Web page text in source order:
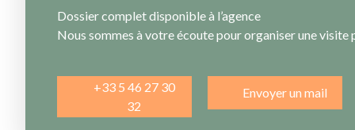
Dossier complet disponible à l’agence
Nous sommes à votre écoute pour organiser une visite
+33 5 46 27 30
32
Envoyer un mail